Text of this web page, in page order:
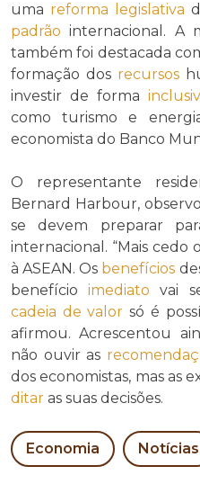
uma reforma legislativa
padrão internacional. A
também foi destacada
formação dos recursos
investir de forma
como turismo e
economista do Banco
O representante
Bernard Harbour,
se devem preparar
internacional. “Mais cedo
à ASEAN. Os benefícios
benefícioimediato vai
cadeia de valor só é
afirmou. Acrescentou
não ouvir as
dos economistas, mas as
ditar as suas decisões.
Economia Notícias